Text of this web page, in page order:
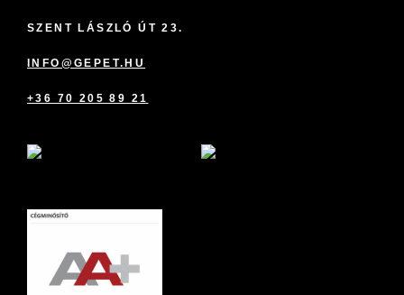
SZENT LÁSZLÓ ÚT 23.
INFO@GEPET.HU
+36 70 205 89 21